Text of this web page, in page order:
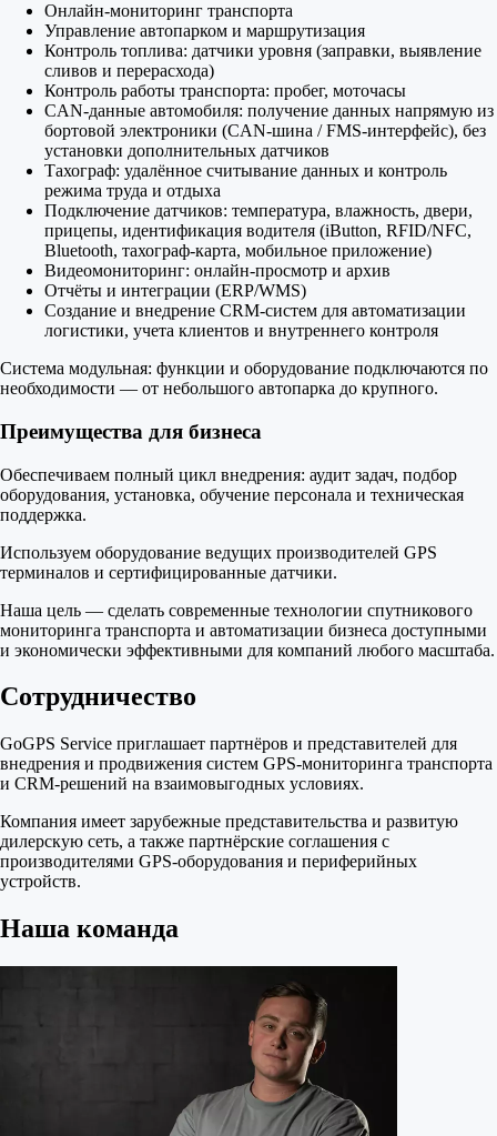
Онлайн-мониторинг транспорта
Управление автопарком и маршрутизация
Контроль топлива: датчики уровня (заправки, выявление
сливов и перерасхода)
Контроль работы транспорта: пробег, моточасы
CAN-данные автомобиля: получение данных напрямую из
бортовой электроники (CAN-шина / FMS-интерфейс), без
установки дополнительных датчиков
Тахограф: удалённое считывание данных и контроль
режима труда и отдыха
Подключение датчиков: температура, влажность, двери,
прицепы, идентификация водителя (iButton, RFID/NFC,
Bluetooth, тахограф-карта, мобильное приложение)
Видеомониторинг: онлайн-просмотр и архив
Отчёты и интеграции (ERP/WMS)
Создание и внедрение CRM-систем для автоматизации
логистики, учета клиентов и внутреннего контроля
Система модульная: функции и оборудование подключаются по
необходимости — от небольшого автопарка до крупного.
Преимущества для бизнеса
Обеспечиваем полный цикл внедрения: аудит задач, подбор
оборудования, установка, обучение персонала и техническая
поддержка.
Используем оборудование ведущих производителей GPS
терминалов и сертифицированные датчики.
Наша цель — сделать современные технологии спутникового
мониторинга транспорта и автоматизации бизнеса доступными
и экономически эффективными для компаний любого масштаба.
Сотрудничество
GoGPS Service приглашает партнёров и представителей для
внедрения и продвижения систем GPS-мониторинга транспорта
и CRM-решений на взаимовыгодных условиях.
Компания имеет зарубежные представительства и развитую
дилерскую сеть, а также партнёрские соглашения с
производителями GPS-оборудования и периферийных
устройств.
Наша команда